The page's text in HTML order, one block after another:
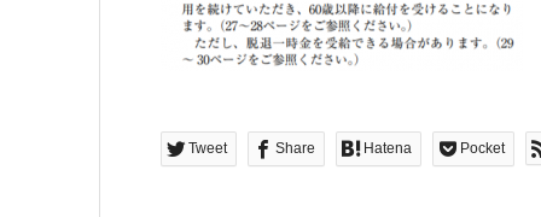
Tweet Share Hatena Pocket